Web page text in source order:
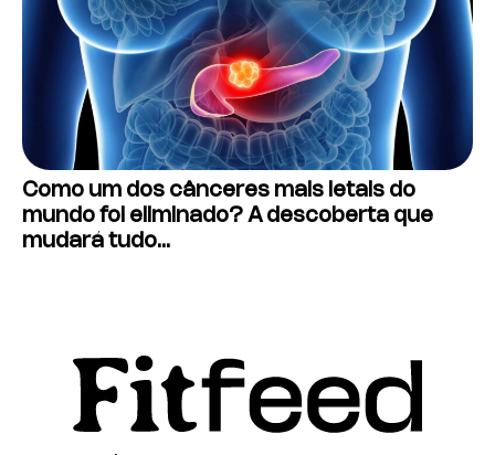
Como um dos cânceres mais letais do
mundo foi eliminado? A descoberta que
mudará tudo…